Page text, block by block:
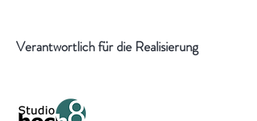
Verantwortlich für die Realisierung